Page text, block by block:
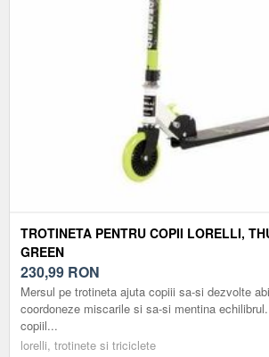
TROTINETA PENTRU COPII LORELLI,
GREEN
230,99 RON
Mersul pe trotineta ajuta copiii sa-si dezvolte
coordoneze miscarile si sa-si mentina
copiil...
lorelli, trotinete si triciclete